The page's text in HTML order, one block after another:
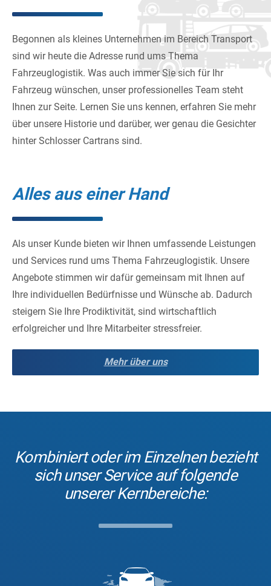
Begonnen als kleines Unternehmen im Bereich Transport
sind wir heute die Adresse rund ums Thema
Fahrzeuglogistik. Was auch immer Sie sich für Ihr
Fahrzeug wünschen, unser professionelles Team steht
Ihnen zur Seite. Lernen Sie uns kennen, erfahren Sie mehr
über unsere Historie und darüber, wer genau die Gesichter
hinter Schlosser Cartrans sind.
Alles aus einer Hand
Als unser Kunde bieten wir Ihnen umfassende Leistungen
und Services rund ums Thema Fahrzeuglogistik. Unsere
Angebote stimmen wir dafür gemeinsam mit Ihnen auf
Ihre individuellen Bedürfnisse und Wünsche ab. Dadurch
steigern Sie Ihre Prodiktivität, sind wirtschaftlich
erfolgreicher und Ihre Mitarbeiter stressfreier.
Mehr über uns
Kombiniert oder im Einzelnen bezieht
sich unser Service auf folgende
unserer Kernbereiche: